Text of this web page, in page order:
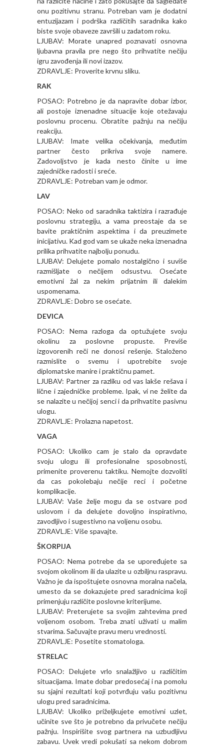
onu pozitivnu stranu. Potreban vam je dodatni
entuzijazam i podrška različitih saradnika kako
biste svoje obaveze završili u zadatom roku.
LJUBAV: Morate unapred poznavati osnovna
ljubavna pravila pre nego što prihvatite nečiju
igru zavođenja ili novi izazov.
ZDRAVLJE: Proverite krvnu sliku.
RAK
POSAO: Potrebno je da napravite dobar izbor,
ali postoje iznenadne situacije koje otežavaju
poslovnu procenu. Obratite pažnju na nečiju
reakciju.
LJUBAV: Imate velika očekivanja, međutim
partner često prikriva svoje namere.
Zadovoljstvo je kada nesto činite u ime
zajedničke radosti i sreće.
ZDRAVLJE: Potreban vam je odmor.
LAV
POSAO: Neko od saradnika taktizira i razrađuje
poslovnu strategiju, a vama preostaje da se
bavite praktičnim aspektima i da preuzimete
inicijativu. Kad god vam se ukaže neka iznenadna
prilika prihvatite najbolju ponudu.
LJUBAV: Delujete pomalo nostalgično i suviše
razmišljate o nečijem odsustvu. Osećate
emotivni žal za nekim prijatnim ili dalekim
uspomenama.
ZDRAVLJE: Dobro se osećate.
DEVICA
POSAO: Nema razloga da optužujete svoju
okolinu za poslovne propuste. Previše
izgovorenih reči ne donosi rešenje. Staloženo
razmislite o svemu i upotrebite svoje
diplomatske manire i praktičnu pamet.
LJUBAV: Partner za razliku od vas lakše rešava i
lične i zajedničke probleme. Ipak, vi ne želite da
se nalazite u nečijoj senci i da prihvatite pasivnu
ulogu.
ZDRAVLJE: Prolazna napetost.
VAGA
POSAO: Ukoliko cam je stalo da opravdate
svoju ulogu ili profesionalne sposobnosti,
primenite proverenu taktiku. Nemojte dozvoliti
da cas pokolebaju nečije reci i početne
komplikacije.
LJUBAV: Vaše želje mogu da se ostvare pod
uslovom i da delujete dovoljno inspirativno,
zavodljivo i sugestivno na voljenu osobu.
ZDRAVLJE: Više spavajte.
ŠKORPIJA
POSAO: Nema potrebe da se upoređujete sa
svojom okolinom ili da ulazite u ozbiljnu raspravu.
Važno je da ispoštujete osnovna moralna načela,
umesto da se dokazujete pred saradnicima koji
primenjuju različite poslovne kriterijume.
LJUBAV: Preterujete sa svojim zahtevima pred
voljenom osobom. Treba znati uživati u malim
stvarima. Sačuvajte pravu meru vrednosti.
ZDRAVLJE: Posetite stomatologa.
STRELAC
POSAO: Delujete vrlo snalažljivo u različitim
situacijama. Imate dobar predosećaj i na pomolu
su sjajni rezultati koji potvrđuju vašu pozitivnu
ulogu pred saradnicima.
LJUBAV: Ukoliko priželjkujete emotivni uzlet,
učinite sve što je potrebno da privučete nečiju
pažnju. Inspirišite svog partnera na uzbudljivu
zabavu. Uvek vredi pokušati sa nekom dobrom